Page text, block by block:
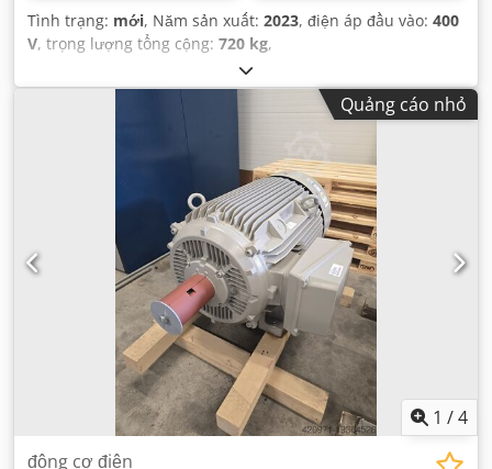
Tình trạng: mới, Năm sản xuất: 2023, điện áp đầu vào: 400
V, trọng lượng tổng cộng: 720 kg,
Quảng cáo nhỏ
1 /4
động cơ điện